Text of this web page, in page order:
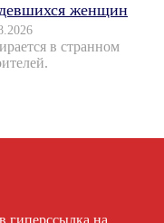
женщин
в странном
гиперссылка на